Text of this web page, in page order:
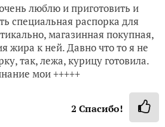
люблю и приготовить и
специальная распорка для
магазинная покупная,
жира к ней. Давно что то я не
так, лежа, курицу готовила.
мои +++++
2 Спасибо!